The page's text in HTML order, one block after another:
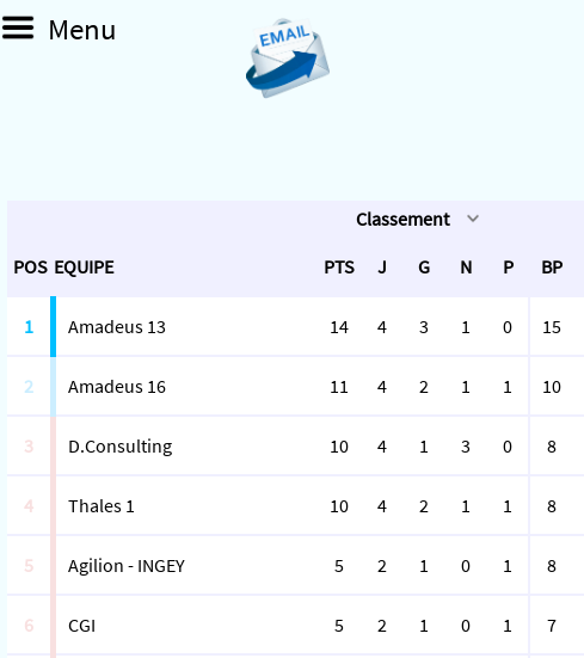
Menu
Classement
POS EQUIPE PTS J G N P BP
1 Amadeus 13 14 4 3 1 0 15
2
Amadeus 16 11 4 2 1 1 10
3
D.Consulting 10 4 1 3 0 8
4
Thales 1 10 4 2 1 1 8
5
Agilion - INGEY 5 2 1 0 1 8
6
CGI 5 2 1 0 1 7